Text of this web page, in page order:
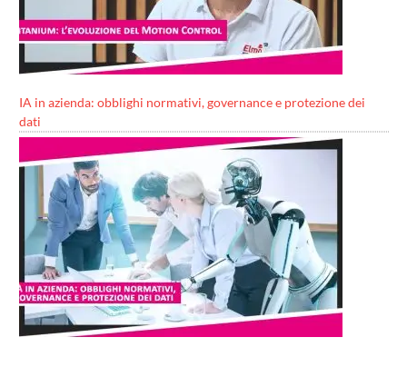
IA in azienda: obblighi normativi, governance e protezione dei
dati